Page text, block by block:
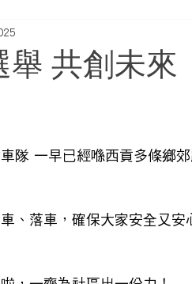
舉 共創未
隊 一早已經喺西貢多條鄉
、落車，確保大家安全又安